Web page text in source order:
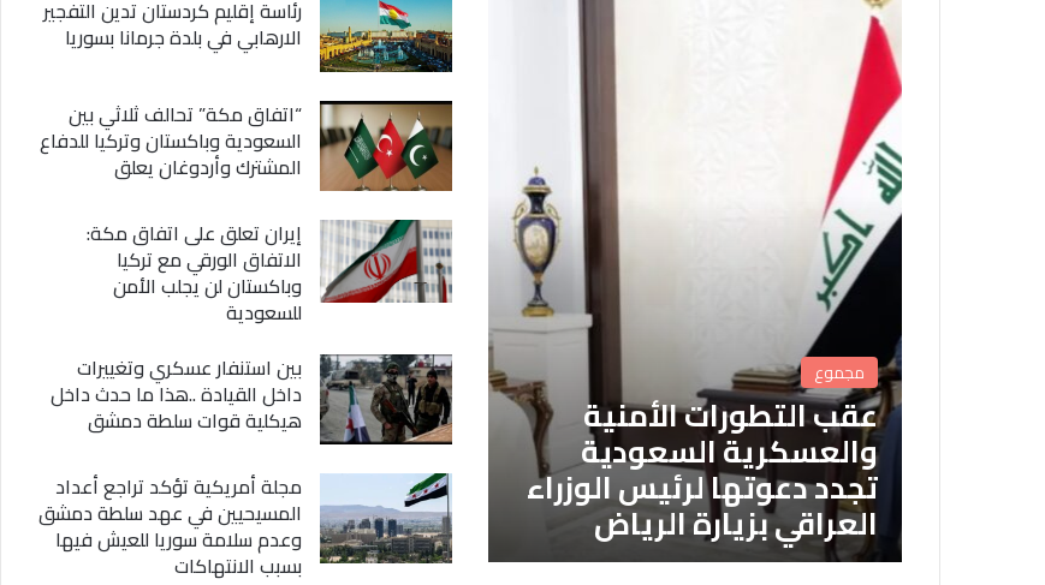
مجموع
عقب التطورات الأمنية
والعسكرية السعودية
تجدد دعوتها لرئيس الوزراء
العراقي بزيارة الرياض
رئاسة إقليم كردستان تدين التفجير
الارهابي في بلدة جرمانا بسوريا
“اتفاق مكة” تحالف ثلاثي بين
السعودية وباكستان وتركيا للدفاع
المشترك وأردوغان يعلق
إيران تعلق على اتفاق مكة:
الاتفاق الورقي مع تركيا
وباكستان لن يجلب الأمن
للسعودية
بين استنفار عسكري وتغييرات
داخل القيادة ..هذا ما حدث داخل
هيكلية قوات سلطة دمشق
مجلة أمريكية تؤكد تراجع أعداد
المسيحيين في عهد سلطة دمشق
وعدم سلامة سوريا للعيش فيها
بسبب الانتهاكات